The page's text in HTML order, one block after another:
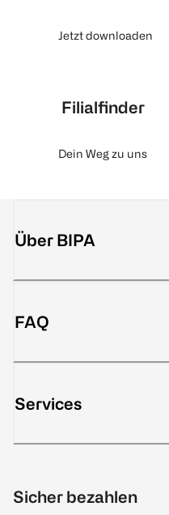
Jetzt downloaden
Filialfinder
Dein Weg zu uns
Über BIPA
FAQ
Services
Sicher bezahlen